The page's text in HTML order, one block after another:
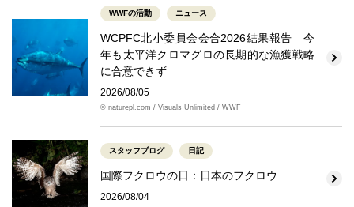
WWFの活動 ニュース
WCPFC北小委員会会合2026結果報告 今
年も太平洋クロマグロの長期的な漁獲戦略
に合意できず
2026/08/05
© naturepl.com / Visuals Unlimited / WWF
スタッフブログ 日記
国際フクロウの日：日本のフクロウ
2026/08/04